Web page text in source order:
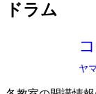
ドラム
ヤ